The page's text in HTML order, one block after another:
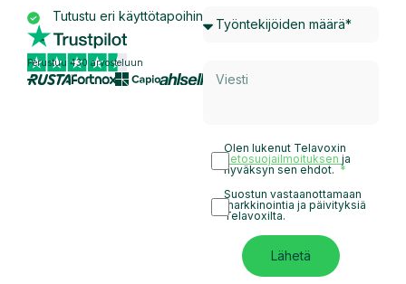
Tutustu eri käyttötapoihin
Perustuu 430 arvosteluun
Olen lukenut Telavoxin
tietosuojailmoituksenja
hyväksyn sen ehdot.
Suostun vastaanottamaan
markkinointia ja päivityksiä
Telavoxilta.
Lähetä